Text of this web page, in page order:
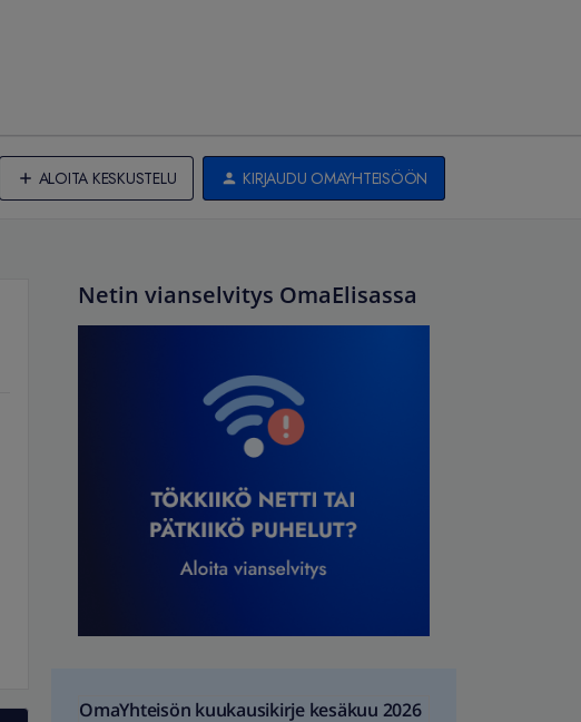
ALOITA KESKUSTELU KIRJAUDU OMAYHTEISÖÖN
Netin vianselvitys OmaElisassa
OmaYhteisön kuukausikirje kesäkuu 2026